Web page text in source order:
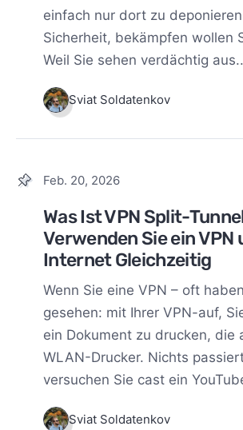
einfach nur dort zu
Sicherheit, bekämpfen wollen
Weil Sie sehen verdächtig
Sviat Soldatenkov
Feb. 20, 2026
Was Ist VPN Split-
Verwenden Sie ein VPN
Internet Gleichzeitig
Wenn Sie eine VPN – oft
gesehen: mit Ihrer VPN-auf,
ein Dokument zu drucken, die
WLAN-Drucker. Nichts
versuchen Sie cast ein
Sviat Soldatenkov